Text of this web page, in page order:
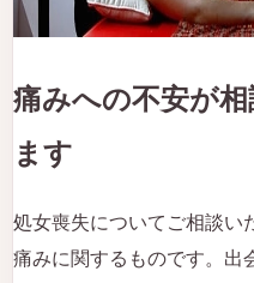
痛みへの不安が
ます
処女喪失についてご相談い
痛みに関するものです。出